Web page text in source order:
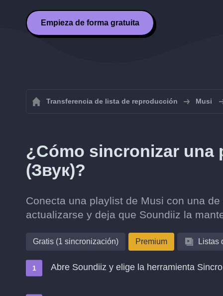
Empieza de forma gratuita
Transferencia de lista de reproducción Musi
¿Cómo sincronizar una
(Звук)?
Conecta una playlist de Musi con una
actualizarse y deja que Soundiiz la
Gratis (1 sincronización) Premium Listas
Abre Soundiiz y elige la herramienta